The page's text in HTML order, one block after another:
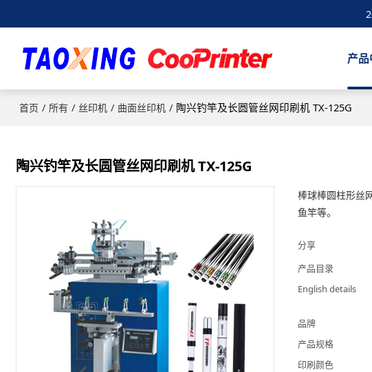
产
首页 / 所有 / 丝印机 / 曲面丝印机 / 陶兴钓竿及长圆管丝网印刷机 TX-125G
陶兴钓竿及长圆管丝网印刷机 TX-125G
棒球棒圆柱形丝
鱼竿等。
分享
产品目录
English details
品牌
产品规格
印刷颜色